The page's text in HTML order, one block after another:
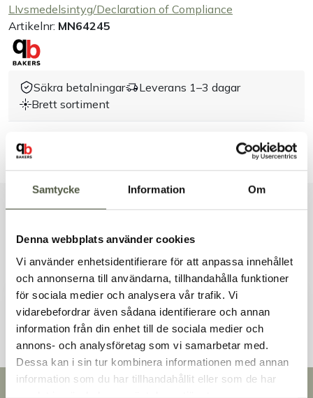
Samtycke Information Om
Denna webbplats använder cookies
Vi använder enhetsidentifierare för att anpassa innehållet
och annonserna till användarna, tillhandahålla funktioner
för sociala medier och analysera vår trafik. Vi
vidarebefordrar även sådana identifierare och annan
information från din enhet till de sociala medier och
annons- och analysföretag som vi samarbetar med.
Dessa kan i sin tur kombinera informationen med annan
information som du har tillhandahållit eller som de har
Om Bakers
Kundtjänst
Kontakt
LIvsmedelsintyg/Declaration of Compliance
Artikelnr: MN64245
Säkra betalningar
Leverans 1–3 dagar
Brett sortiment
Dokument & produktblad
Andra kunder tittade även på
Välkommen till Bakers!
Handlar du som företag eller privatperson?
Fortsätt som privatperson